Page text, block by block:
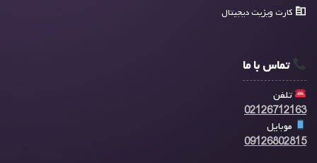
کارت ویزیت دیجیتال
تماس با ما
تلفن
02126712163
موبایل
09126802815